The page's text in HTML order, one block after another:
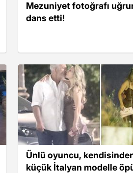
Mezuniyet fotoğrafı
dans etti!
Ünlü oyuncu,
küçük İtalyan modelle